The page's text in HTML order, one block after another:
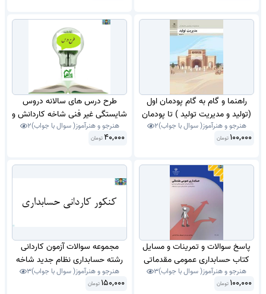
خانواده .
کار از ایده تا محصول به شکل سوال
و جواب .
راهنما و گام به گام پودمان اول
(تولید و مدیریت تولید ) تا پودمان
پنجم ( مدیریت پروژه ) پایه یازدهم
شاخه کاردانش و فنی و حرفه ای
هنرجو و هنرآموز( سوال با جواب)2
100,000 تومان
طرح درس های سالانه دروس
شایستگی غیر فنی شاخه کاردانش و
فنی و حرفه ای متوسطه دوم درس
مدیریت تولید پایه یازدهم کاردانش
هنرجو و هنرآموز( سوال با جواب)2
40,000 تومان
پاسخ سوالات و تمرینات و مسایل
کتاب حسابداری عمومی مقدماتی
پایه دهم حسابداری شاخه کاردانش
به همراه دو نمونه سوال تستی و
هنرجو و هنرآموز( سوال با جواب)3
100,000 تومان
مجموعه سوالات آزمون کاردانی
رشته حسابداری نظام جدید شاخه
سال1400، 1401 و 1402 با جواب .
هنرجو و هنرآموز( سوال با جواب)3
150,000 تومان